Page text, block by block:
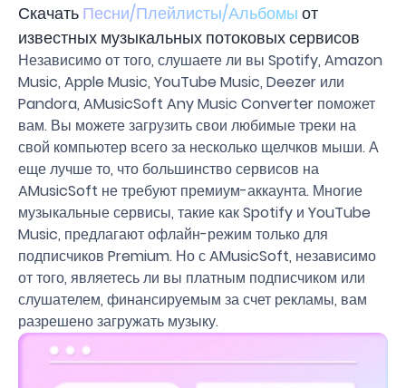
Скачать Песни/Плейлисты/Альбомы от
известных музыкальных потоковых сервисов
Независимо от того, слушаете ли вы Spotify, Amazon
Music, Apple Music, YouTube Music, Deezer или
Pandora, AMusicSoft Any Music Converter поможет
вам. Вы можете загрузить свои любимые треки на
свой компьютер всего за несколько щелчков мыши. А
еще лучше то, что большинство сервисов на
AMusicSoft не требуют премиум-аккаунта. Многие
музыкальные сервисы, такие как Spotify и YouTube
Music, предлагают офлайн-режим только для
подписчиков Premium. Но с AMusicSoft, независимо
от того, являетесь ли вы платным подписчиком или
слушателем, финансируемым за счет рекламы, вам
разрешено загружать музыку.